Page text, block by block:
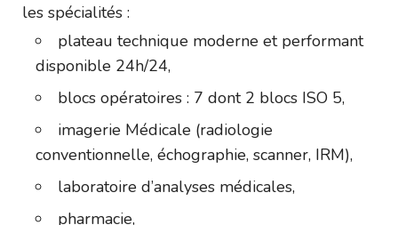
les spécialités :
plateau technique moderne et performant
disponible 24h/24,
blocs opératoires : 7 dont 2 blocs ISO 5,
imagerie Médicale (radiologie
conventionnelle, échographie, scanner, IRM),
laboratoire d’analyses médicales,
pharmacie,